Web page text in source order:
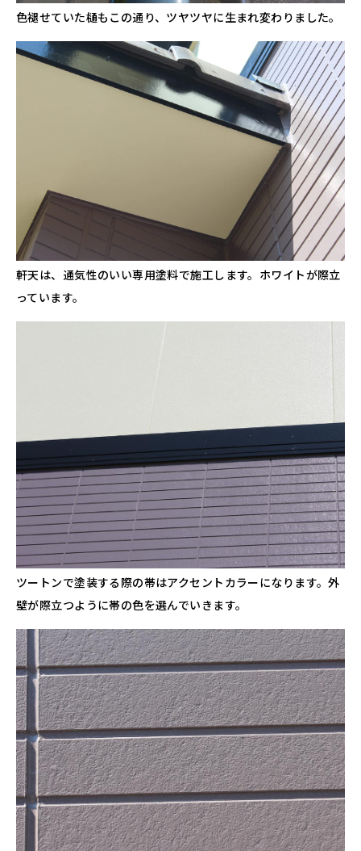
色褪せていた樋もこの通り、ツヤツヤに生まれ変わりました。
軒天は、通気性のいい専用塗料で施工します。ホワイトが際立
っています。
ツートンで塗装する際の帯はアクセントカラーになります。外
壁が際立つように帯の色を選んでいきます。